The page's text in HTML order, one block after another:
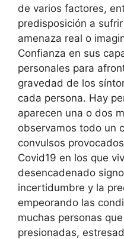
de varios factores,
predisposición a
amenaza real o
Confianza en sus
personales para
gravedad de los
cada persona. Hay
aparecen una o dos
observamos todo un
convulsos
Covid19 en los que
desencadenado
incertidumbre y la
empeorando las
muchas personas
presionadas,